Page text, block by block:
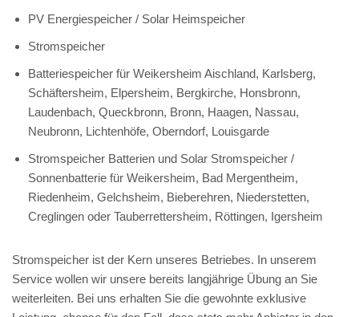
PV Energiespeicher / Solar Heimspeicher
Stromspeicher
Batteriespeicher für Weikersheim Aischland, Karlsberg,
Schäftersheim, Elpersheim, Bergkirche, Honsbronn,
Laudenbach, Queckbronn, Bronn, Haagen, Nassau,
Neubronn, Lichtenhöfe, Oberndorf, Louisgarde
Stromspeicher Batterien und Solar Stromspeicher /
Sonnenbatterie für Weikersheim, Bad Mergentheim,
Riedenheim, Gelchsheim, Bieberehren, Niederstetten,
Creglingen oder Tauberrettersheim, Röttingen, Igersheim
Stromspeicher ist der Kern unseres Betriebes. In unserem
Service wollen wir unsere bereits langjährige Übung an Sie
weiterleiten. Bei uns erhalten Sie die gewohnte exklusive